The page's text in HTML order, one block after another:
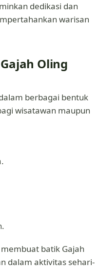
dedikasi dan
warisan
Oling
berbagai bentuk
wisatawan maupun
batik Gajah
dalam aktivitas sehari-